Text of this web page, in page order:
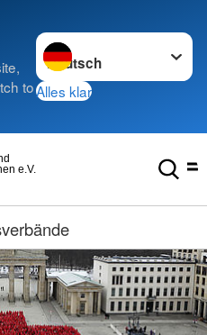
to
Sprache wechseln zu
Alles klar
e.V.